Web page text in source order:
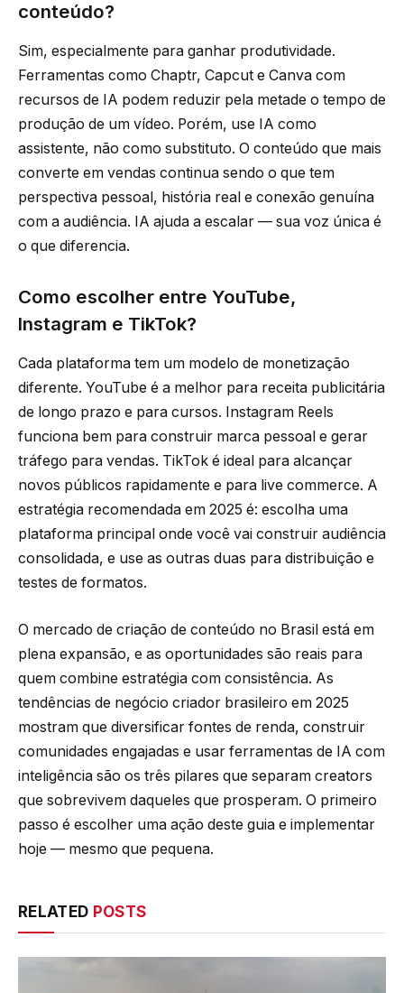
conteúdo?
Sim, especialmente para ganhar produtividade.
Ferramentas como Chaptr, Capcut e Canva com
recursos de IA podem reduzir pela metade o tempo de
produção de um vídeo. Porém, use IA como
assistente, não como substituto. O conteúdo que mais
converte em vendas continua sendo o que tem
perspectiva pessoal, história real e conexão genuína
com a audiência. IA ajuda a escalar — sua voz única é
o que diferencia.
Como escolher entre YouTube,
Instagram e TikTok?
Cada plataforma tem um modelo de monetização
diferente. YouTube é a melhor para receita publicitária
de longo prazo e para cursos. Instagram Reels
funciona bem para construir marca pessoal e gerar
tráfego para vendas. TikTok é ideal para alcançar
novos públicos rapidamente e para live commerce. A
estratégia recomendada em 2025 é: escolha uma
plataforma principal onde você vai construir audiência
consolidada, e use as outras duas para distribuição e
testes de formatos.
O mercado de criação de conteúdo no Brasil está em
plena expansão, e as oportunidades são reais para
quem combine estratégia com consistência. As
tendências de negócio criador brasileiro em 2025
mostram que diversificar fontes de renda, construir
comunidades engajadas e usar ferramentas de IA com
inteligência são os três pilares que separam creators
que sobrevivem daqueles que prosperam. O primeiro
passo é escolher uma ação deste guia e implementar
hoje — mesmo que pequena.
RELATED POSTS